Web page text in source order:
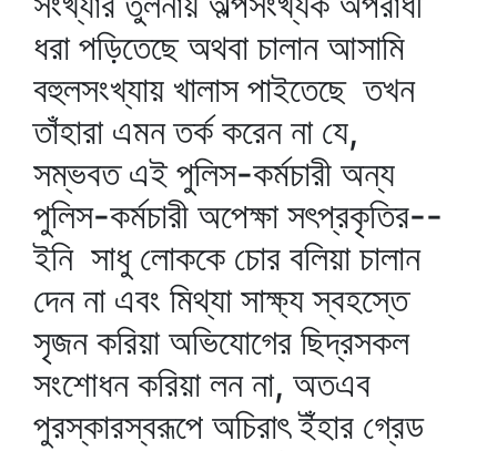
ধরা পড়িতেছে অথবা চালান আসামি
বহুলসংখ্যায় খালাস পাইতেছে তখন
তাঁহারা এমন তর্ক করেন না যে,
সম্ভবত এই পুলিস-কর্মচারী অন্য
পুলিস-কর্মচারী অপেক্ষা সৎপ্রকৃতির--
ইনি সাধু লোককে চোর বলিয়া চালান
দেন না এবং মিথ্যা সাক্ষ্য স্বহস্তে
সৃজন করিয়া অভিযোগের ছিদ্রসকল
সংশোধন করিয়া লন না, অতএব
পুরস্কারস্বরূপে অচিরাৎ ইঁহার গ্রেড